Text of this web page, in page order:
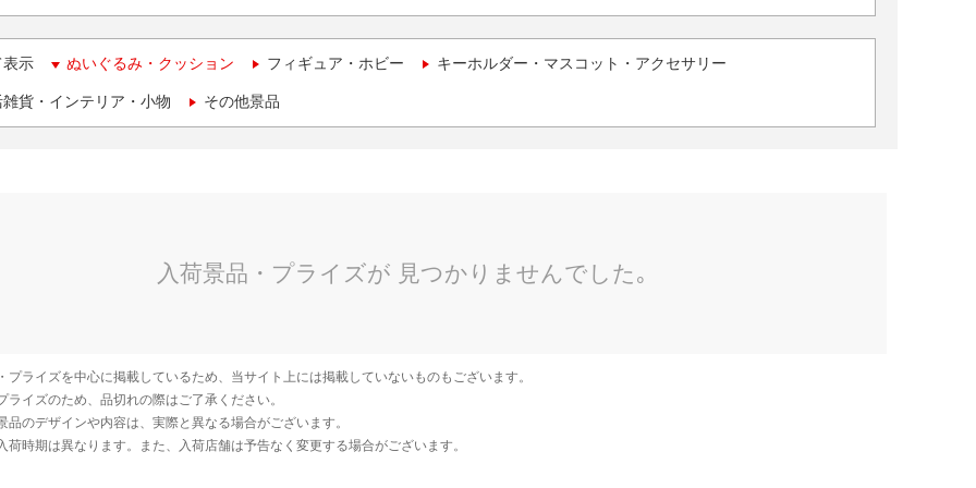
表示 ぬいぐるみ・クッション フィギュア・ホビー キーホルダー・マスコット・アクセサリー
貨・インテリア・小物 その他景品